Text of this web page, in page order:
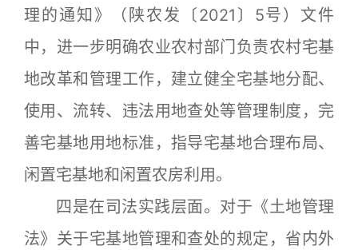
理的通知》（陕农发〔2021〕5号）文件
中，进一步明确农业农村部门负责农村宅基
地改革和管理工作，建立健全宅基地分配、
使用、流转、违法用地查处等管理制度，完
善宅基地用地标准，指导宅基地合理布局、
闲置宅基地和闲置农房利用。
四是在司法实践层面。对于《土地管理
法》关于宅基地管理和查处的规定，省内外